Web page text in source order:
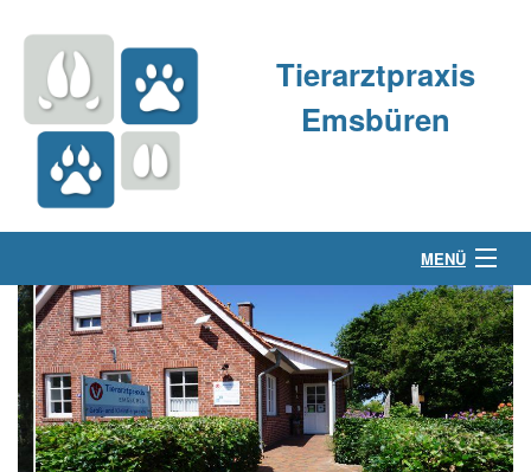
Tierarztpraxis
Emsbüren
MENÜ
Über uns
Kleintierpraxis
Großtierpraxis